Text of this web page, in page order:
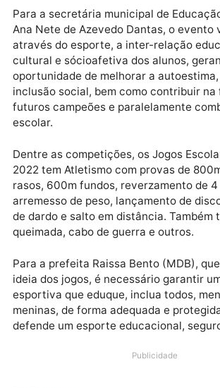
de R$ 20.000,00 (vinte mil reiais)
despesas com premiação,
arbitragem, cujas despesas estão
através de parcerias que a pasta
sociedade.
Para a secretária municipal de
Ana Nete de Azevedo Dantas, o
através do esporte, a inter-relação
cultural e sócioafetiva dos alunos,
oportunidade de melhorar a
inclusão social, bem como
futuros campeões e paralelamente
escolar.
Dentre as competições, os Jogos
2022 tem Atletismo com provas de
rasos, 600m fundos, reverzamento
arremesso de peso, lançamento de
queimada, cabo de guerra e outros.